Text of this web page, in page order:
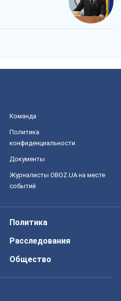
Команда
Политика
конфиденциальности
Документы
Журналисты OBOZ.UA на месте
событий
Политика
Расследования
Общество